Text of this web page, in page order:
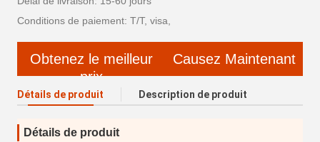
Conditions de paiement: T/T, visa,
Obtenez le meilleur
prix
Causez Maintenant
Détails de produit Description de produit
Détails de produit